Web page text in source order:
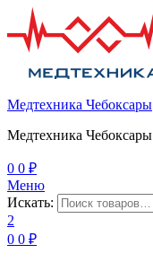
Медтехника Чебоксары
Медтехника Чебоксары
0 0 ₽
Меню
Искать:
2
0 0 ₽